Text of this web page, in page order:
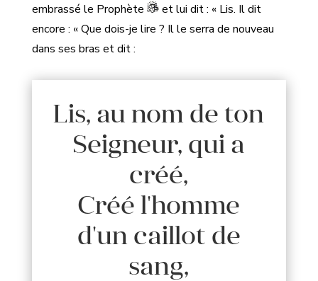
embrassé le Prophète
et lui dit : « Lis. Il dit
encore : « Que dois-je lire ? Il le serra de nouveau
dans ses bras et dit :
Lis, au nom de ton
Seigneur, qui a
créé,
Créé l'homme
d'un caillot de
sang,